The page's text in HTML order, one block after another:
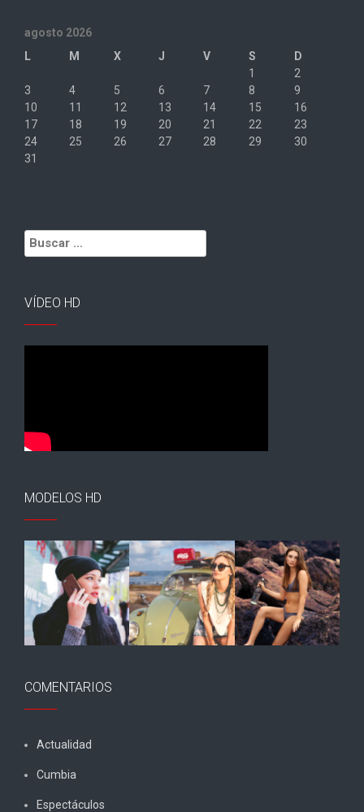
agosto 2026
L
M X J V S
D
1
2
3
4 5 6 7 8
9
10
11 12 13 14 15
16
17
18 19 20 21 22
23
24
25 26 27 28 29
30
31
Buscar:
VÍDEO HD
MODELOS HD
COMENTARIOS
Actualidad
Cumbia
Espectáculos